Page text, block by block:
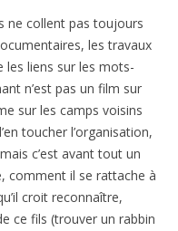
ne collent pas toujours
les travaux
les liens sur les mots-
n’est pas un film sur
sur les camps voisins
toucher l’organisation,
c’est avant tout un
comment il se rattache à
croit reconnaître,
ce fils (trouver un rabbin